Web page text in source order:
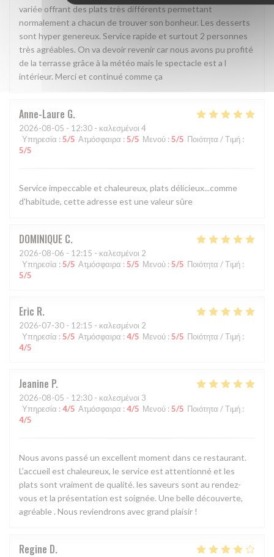
variée offrant des plats très différents permettant
normalement a chacun de trouver son bonheur. Les desserts
sont hyper genereux. Service rapide et surtout 2 personnes
très agréables. On va devoir revenir car nous avons pu profité
de la terrasse grâce à la météo mais le spectacle est a l
intérieur. Merci et continué comme ça
Anne-Laure G
2026-08-05 - 12:30 - καλεσμένοι 4
Υπηρεσία : 5/5 Ατμόσφαιρα : 5/5 Μενού : 5/5 Ποιότητα / Τιμή :
5/5
Service impeccable et chaleureux, plats délicieux...comme
d'habitude, cette adresse est une valeur sûre
DOMINIQUE C
2026-08-06 - 12:15 - καλεσμένοι 2
Υπηρεσία : 5/5 Ατμόσφαιρα : 5/5 Μενού : 5/5 Ποιότητα / Τιμή :
5/5
Eric R
2026-07-30 - 12:15 - καλεσμένοι 2
Υπηρεσία : 5/5 Ατμόσφαιρα : 4/5 Μενού : 5/5 Ποιότητα / Τιμή :
4/5
Jeanine P
2026-08-05 - 12:30 - καλεσμένοι 3
Υπηρεσία : 4/5 Ατμόσφαιρα : 4/5 Μενού : 5/5 Ποιότητα / Τιμή :
4/5
Nous avons passé un excellent moment dans ce restaurant.
L’accueil est chaleureux, le service est attentionné et les
plats sont vraiment de qualité. les saveurs sont au rendez-
vous et la présentation est soignée. Une belle découverte,
agréable . Nous reviendrons avec grand plaisir !
Regine D